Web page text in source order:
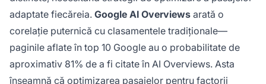
adaptate fiecăreia. Google AI Overviews arată o
corelație puternică cu clasamentele tradiționale—
paginile aflate în top 10 Google au o probabilitate de
aproximativ 81% de a fi citate în AI Overviews. Asta
înseamnă că optimizarea pasajelor pentru factorii